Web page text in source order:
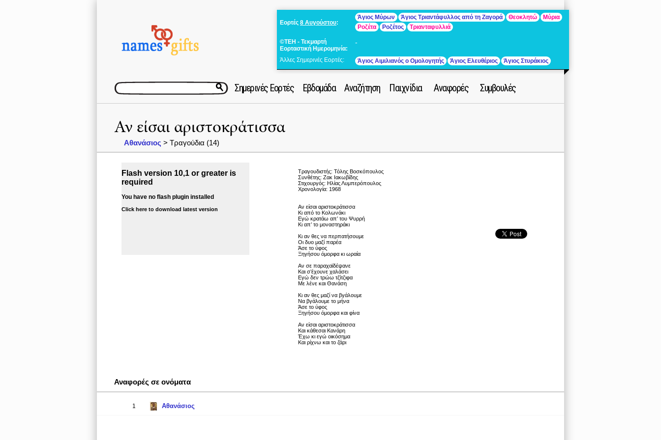
Εορτές 8 Αυγούστου:
Άγιος Μύρων Άγιος Τριαντάφυλλος από τη Ζαγορά Θεοκλητώ
Μύρια
Ροζέτα
Ροζέτος Τριανταφυλλιά
©ΤΕΗ - Τεκμαρτή
Εορταστική Ημερομηνία:
-
Άλλες Σημερινές Εορτές: Άγιος Αιμιλιανός ο Ομολογητής Άγιος Ελευθέριος Άγιος Στυράκιος
Σημερινές Εορτές Εβδομάδα Αναζήτηση Παιχνίδια Αναφορές Συμβουλές
Αν είσαι αριστοκράτισσα
Αθανάσιος > Τραγούδια (14)
Flash version 10,1 or greater is
required
You have no flash plugin installed
Click here to download latest version
Τραγουδιστής: Τόλης Βοσκόπουλος
Συνθέτης: Ζακ Ιακωβίδης
Στιχουργός: Ηλίας Λυμπερόπουλος
Χρονολογία: 1968
Αν είσαι αριστοκράτισσα
Κι από το Κολωνάκι
Εγώ κρατάω απ’ του Ψυρρή
Κι απ’ το μοναστηράκι
Κι αν θες να περπατήσουμε
Οι δυο μαζί παρέα
Άσε το ύφος
Ξηγήσου όμορφα κι ωραία
Αν σε παραχαϊδέψανε
Και σ’έχουνε χαλάσει
Εγώ δεν τρώω τζίτζιφα
Με λένε και Θανάση
Κι αν θες μαζί να βγάλουμε
Να βγάλουμε το μήνα
Άσε το ύφος
Ξηγήσου όμορφα και φίνα
Αν είσαι αριστοκράτισσα
Και κάθεσαι Κανάρη
Έχω κι εγώ οικόσημα
Και ρίχνω και το ζάρι
Αναφορές σε ονόματα
1 Αθανάσιος